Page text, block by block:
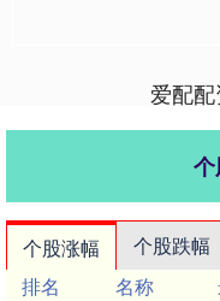
爱配
个股涨幅 个股跌幅
排名
名称